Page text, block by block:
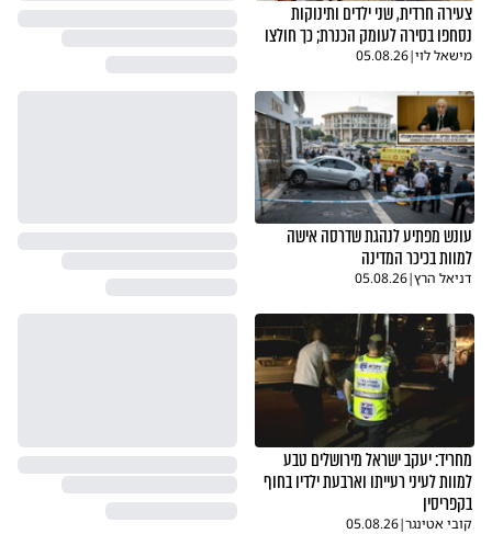
צעירה חרדית, שני ילדים ותינוקות
נסחפו בסירה לעומק הכנרת; כך חולצו
מישאל לוי|
05.08.26
עונש מפתיע לנהגת שדרסה אישה
למוות בכיכר המדינה
דניאל הרץ|
05.08.26
מחריד: יעקב ישראל מירושלים טבע
למוות לעיני רעייתו וארבעת ילדיו בחוף
בקפריסין
קובי אטינגר|
05.08.26